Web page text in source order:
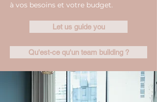
à vos besoins et votre budget.
Let us guide you
Qu'est-ce qu'un team building ?